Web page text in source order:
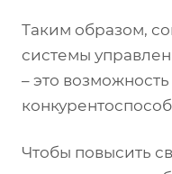
Таким образом,
системы
– это
Чтобы повысить